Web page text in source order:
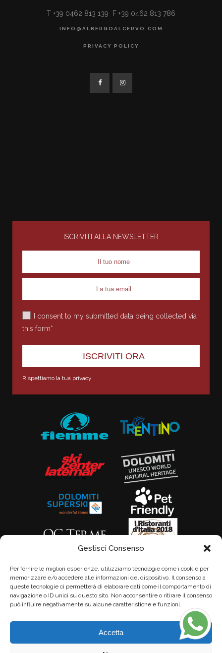
Gestisci Consenso
Per fornire le migliori esperienze, utilizziamo tecnologie come i cookie per
memorizzare e/o accedere alle informazioni del dispositivo. Il consenso a
queste tecnologie ci permetterà di elaborare dati come il comportamento di
navigazione o ID unici su questo sito. Non acconsentire o ritirare il consenso
può influire negativamente su alcune caratteristiche e funzioni.
Accetta
T +39 0462 813 139 F +39 0462 813 786
INFO@ALBERGOALCERVO.COM
PRIVACY POLICY
ISCRIVITI ALLA NEWSLETTER
I consent to my submitted data being collected via
this form*
Rispettiamo la tua privacy